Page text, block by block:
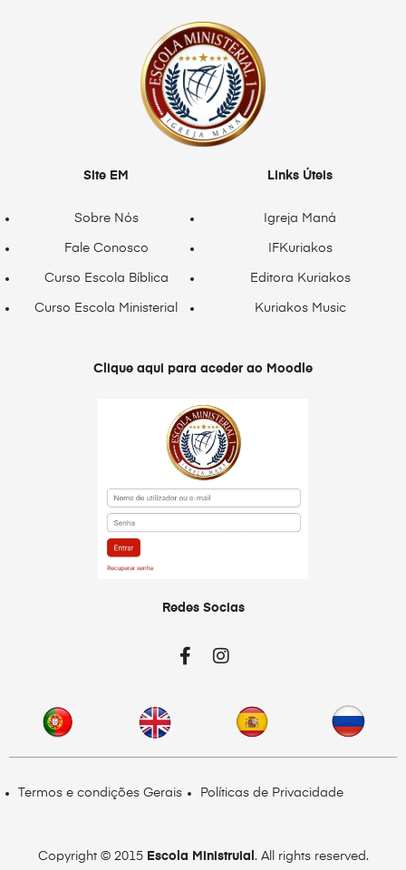
Site EM
Sobre Nós
Fale Conosco
Curso Escola Bíblica
Curso Escola Ministerial
Links Úteis
Igreja Maná
IFKuriakos
Editora Kuriakos
Kuriakos Music
Clique aqui para aceder ao Moodle
Redes Socias
Termos e condições Gerais Políticas de Privacidade
Copyright © 2015 Escola Ministruial . All rights reserved.